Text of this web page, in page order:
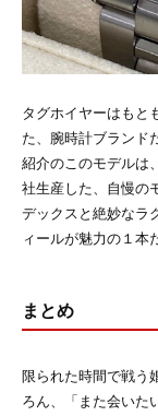
タグホイヤーはもと
た、腕時計ブランド
紹介のこのモデルは
社生産した、自慢の
デックスと絶妙なラ
ィールが魅力の１本
まとめ
限られた時間で戦う
ろん、「また会いた